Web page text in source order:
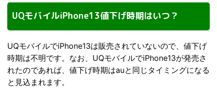
UQモバイルiPhone13値下げ時期はいつ？
UQモバイルでiPhone13は販売されていないので、値下げ
時期は不明です。なお、UQモバイルでiPhone13が発売さ
れたのであれば、値下げ時期はauと同じタイミングになる
と見込まれます。